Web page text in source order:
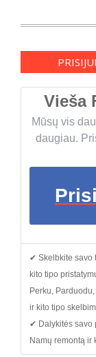
Vieša
Mūsų vis
daugiau.
✔ Skelbkite savo
kito tipo
Perku,
ir kito tipo
✔ Dalykitės savo
Namų remontą ir